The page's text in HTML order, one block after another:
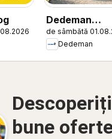
Dedeman
Catalog
de sâmbătă
Dedeman
bune